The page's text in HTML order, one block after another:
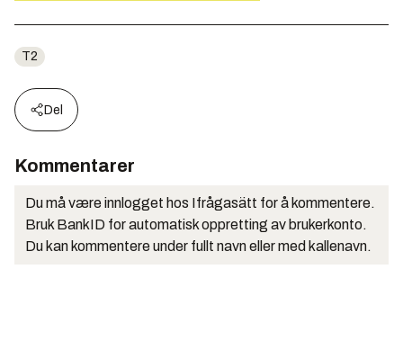
T2
Del
Kommentarer
Du må være innlogget hos Ifrågasätt for å kommentere.
Bruk BankID for automatisk oppretting av brukerkonto.
Du kan kommentere under fullt navn eller med kallenavn.